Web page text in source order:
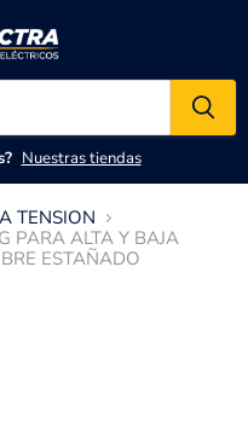
Nuestras tiendas
TENSION
PARA ALTA Y BAJA
ESTAÑADO